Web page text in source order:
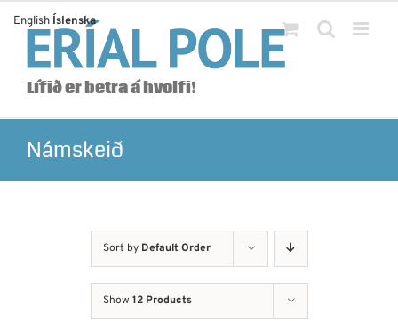
content
Lífið er betra á hvolfi!
Námskeið
Sort by Default Order
Show 12 Products
English Íslenska